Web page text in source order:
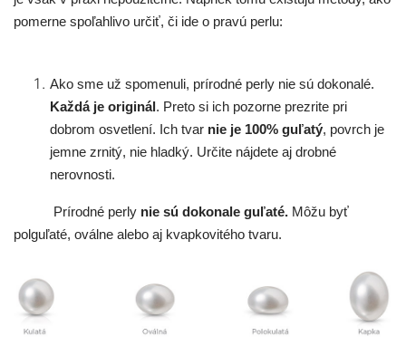
PRE
DETI
MUŽOV
ŠTVORLÍSTOK
NEKONEČNO
MINIMALISTICKÉ
DARČEKOVÉ
DETI
MUŽOV
BIŽUTÉRIA
KABBALAH
NEKONEČNO
SRDCA
ŠTVORLÍSTOK
KRÍŽOK
PÁROVÉ
NOHU
MASÍVNE
MUŽOV
DARČEKOVÉ
BALÍČKY
DETI
MUŽOV
pomerne spoľahlivo určiť, či ide o pravú perlu:
Ako sme už spomenuli, prírodné perly nie sú dokonalé.
Každá je originál . Preto si ich pozorne prezrite pri
dobrom osvetlení. Ich tvar nie je 100% guľatý, povrch je
jemne zrnitý, nie hladký. Určite nájdete aj drobné
nerovnosti.
Prírodné perly nie sú dokonale guľaté. Môžu byť
polguľaté, oválne alebo aj kvapkovitého tvaru.